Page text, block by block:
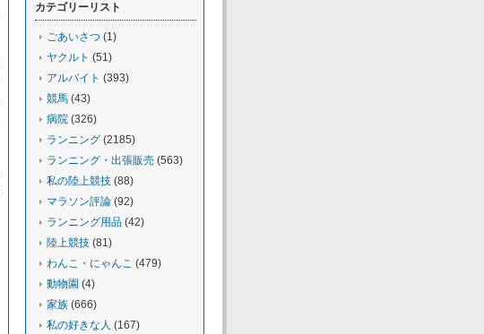
カテゴリーリスト
ごあいさつ (1)
ヤクルト (51)
アルバイト (393)
競馬 (43)
病院 (326)
ランニング (2185)
ランニング・出張販売 (563)
私の陸上競技 (88)
マラソン評論 (92)
ランニング用品 (42)
陸上競技 (81)
わんこ・にゃんこ (479)
動物園 (4)
家族 (666)
私の好きな人 (167)